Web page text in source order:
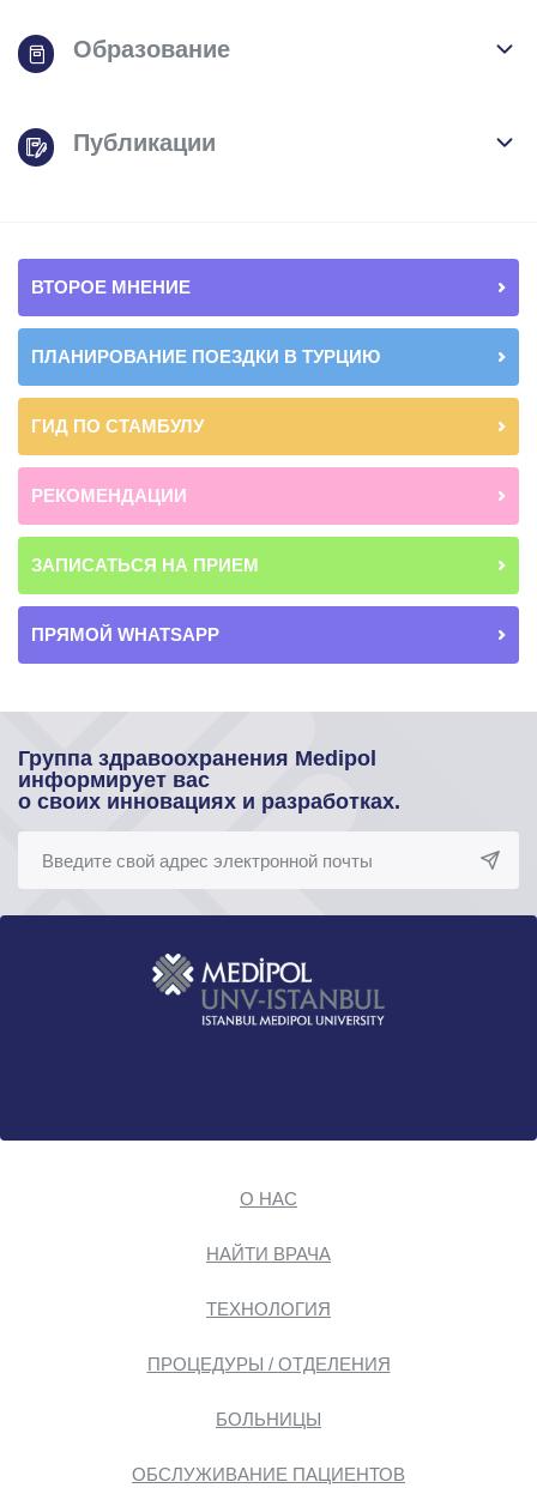
Образование
Публикации
ВТОРОЕ МНЕНИЕ
ПЛАНИРОВАНИЕ ПОЕЗДКИ В ТУРЦИЮ
ГИД ПО СТАМБУЛУ
РЕКОМЕНДАЦИИ
ЗАПИСАТЬСЯ НА ПРИЕМ
ПРЯМОЙ WHATSAPP
Группа здравоохранения Medipol
информирует вас
о своих инновациях и разработках.
О НАС
НАЙТИ ВРАЧА
ТЕХНОЛОГИЯ
ПРОЦЕДУРЫ / ОТДЕЛЕНИЯ
БОЛЬНИЦЫ
ОБСЛУЖИВАНИЕ ПАЦИЕНТОВ